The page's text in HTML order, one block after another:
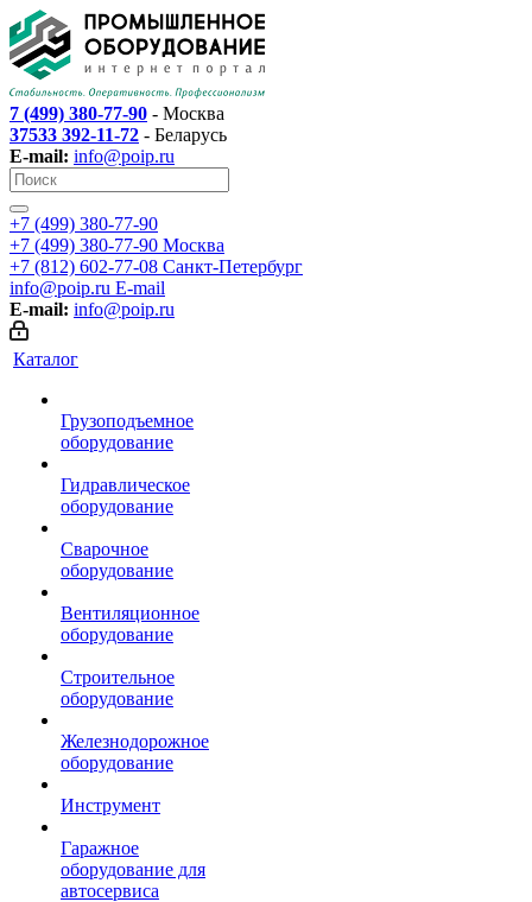
7 (499) 380-77-90 - Москва
37533 392-11-72 - Беларусь
E-mail: info@poip.ru
+7 (499) 380-77-90
+7 (499) 380-77-90 Москва
+7 (812) 602-77-08 Санкт-Петербург
info@poip.ru E-mail
E-mail: info@poip.ru
Каталог
Грузоподъемное
оборудование
Гидравлическое
оборудование
Сварочное
оборудование
Вентиляционное
оборудование
Строительное
оборудование
Железнодорожное
оборудование
Инструмент
Гаражное
оборудование для
автосервиса